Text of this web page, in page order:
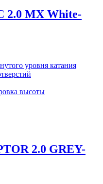
MX White-
уровня катания
высоты
2.0 GREY-